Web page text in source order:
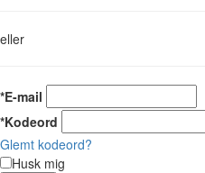
eller
*E-mail
*Kodeord
Glemt kodeord?
Husk mig